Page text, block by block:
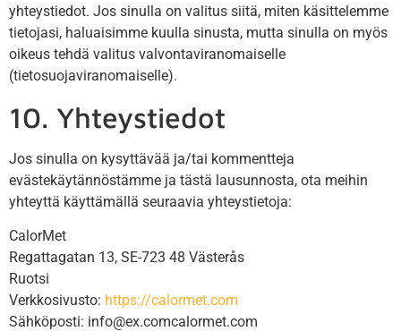
yhteystiedot. Jos sinulla on valitus siitä, miten käsittelemme
tietojasi, haluaisimme kuulla sinusta, mutta sinulla on myös
oikeus tehdä valitus valvontaviranomaiselle
(tietosuojaviranomaiselle).
10. Yhteystiedot
Jos sinulla on kysyttävää ja/tai kommentteja
evästekäytännöstämme ja tästä lausunnosta, ota meihin
yhteyttä käyttämällä seuraavia yhteystietoja:
CalorMet
Regattagatan 13, SE-723 48 Västerås
Ruotsi
Verkkosivusto: https://calormet.com
Sähköposti: info@ex.comcalormet.com